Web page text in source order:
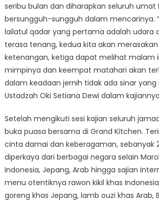
seribu bulan dan diharapkan seluruh umat
bersungguh-sungguh dalam mencarinya.
lailatul qadar yang pertama adalah udara
terasa tenang, kedua kita akan
ketenangan, ketiga dapat melihat malam
mimpinya dan keempat matahari akan
dalam keadaan jernih tidak ada sinar
Ustadzah Oki Setiana Dewi dalam
Setelah mengikuti sesi kajian seluruh
buka puasa bersama di Grand Kitchen.
cinta damai dan keberagaman, sebanyak
diperkaya dari berbagai negara selain
Indonesia, Jepang, Arab hingga sajian
menu otentiknya rawon kikil khas
goreng khas Jepang, lamb ouzi khas Arab,